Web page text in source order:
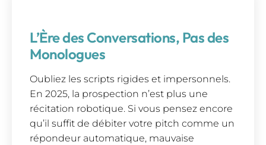
L’Ère des Conversations, Pas des
Monologues
Oubliez les scripts rigides et impersonnels.
En 2025, la prospection n’est plus une
récitation robotique. Si vous pensez encore
qu’il suffit de débiter votre pitch comme un
répondeur automatique, mauvaise